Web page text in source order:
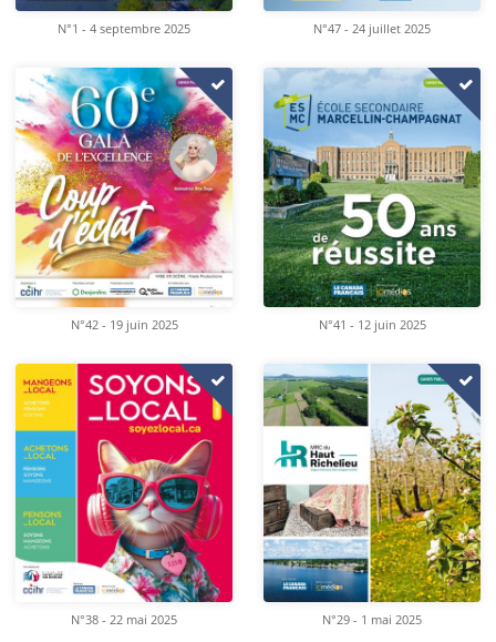
N°1 - 4 septembre 2025 N°47 - 24 juillet 2025
N°42 - 19 juin 2025 N°41 - 12 juin 2025
N°38 - 22 mai 2025 N°29 - 1 mai 2025